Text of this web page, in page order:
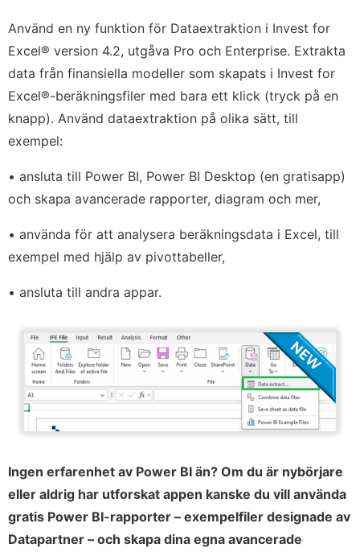
Använd en ny funktion för Dataextraktion i Invest for
Excel® version 4.2, utgåva Pro och Enterprise. Extrakta
data från finansiella modeller som skapats i Invest for
Excel®-beräkningsfiler med bara ett klick (tryck på en
knapp). Använd dataextraktion på olika sätt, till
exempel:
• ansluta till Power BI, Power BI Desktop (en gratisapp)
och skapa avancerade rapporter, diagram och mer,
• använda för att analysera beräkningsdata i Excel, till
exempel med hjälp av pivottabeller,
• ansluta till andra appar.
Ingen erfarenhet av Power BI än? Om du är nybörjare
eller aldrig har utforskat appen kanske du vill använda
gratis Power BI-rapporter – exempelfiler designade av
Datapartner – och skapa dina egna avancerade